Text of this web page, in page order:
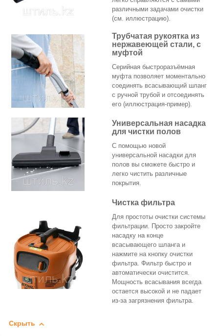
различными задачами очистки
(см. иллюстрацию).
Трубчатая рукоятка из
нержавеющей стали, с
муфтой
Серийная быстроразъёмная
муфта позволяет моментально
соединять всасывающий шланг
с ручной трубой и отсоединять
его (иллюстрация-пример).
Универсальная насадка
для чистки полов
С помощью новой
универсальной насадки для
полов вы сможете быстро и
легко чистить различные
покрытия.
Чистка фильтра
Для простоты очистки системы
фильтрации. Просто закройте
насадку на конце
всасывающего шланга и
нажмите на кнопку очистки
фильтра. Фильтр быстро и
автоматически очистится.
Мощность всасывания всегда
остается высокой и не падает
из-за загрязнения фильтра.
Скрыть